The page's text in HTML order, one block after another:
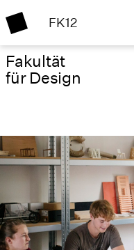
FK12
Fakultät
für Design